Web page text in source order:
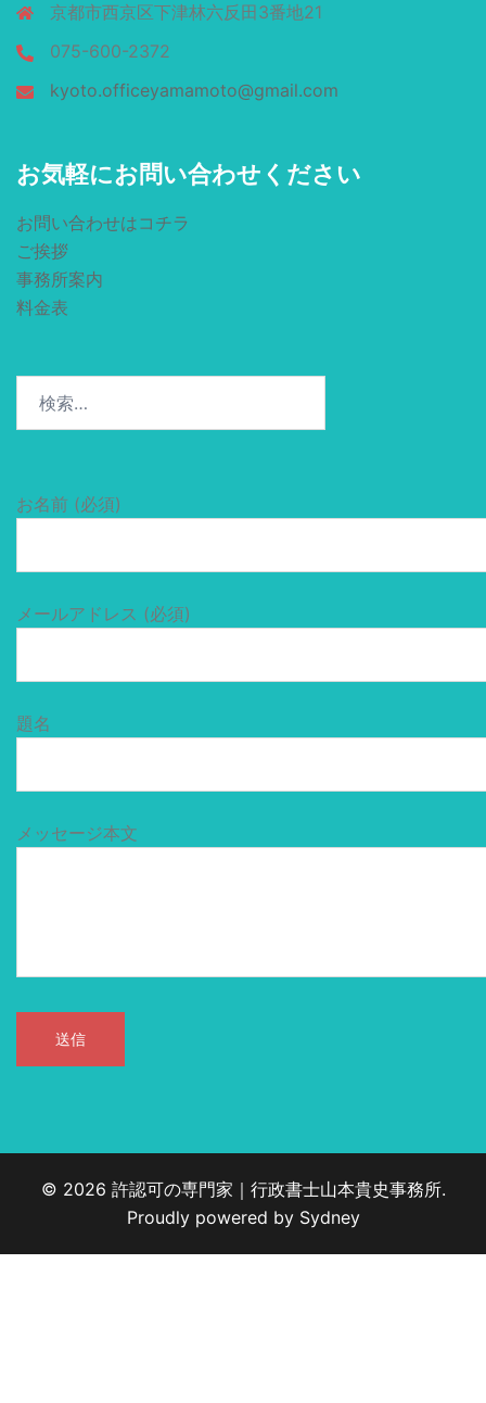
京都市西京区下津林六反田3番地21
075-600-2372
kyoto.officeyamamoto@gmail.com
お気軽にお問い合わせください
お問い合わせはコチラ
ご挨拶
事務所案内
料金表
お名前 (必須)
メールアドレス (必須)
題名
メッセージ本文
© 2026 許認可の専門家｜行政書士山本貴史事務所.
Proudly powered by Sydney